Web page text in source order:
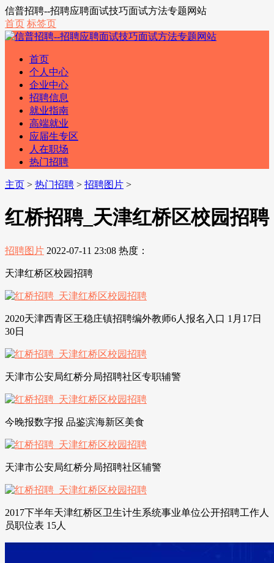
信普招聘--招聘应聘面试技巧面试方法专题网站
首页 标签页
首页
个人中心
企业中心
招聘信息
就业指南
高端就业
应届生专区
人在职场
热门招聘
主页 > 热门招聘 > 招聘图片 >
红桥招聘_天津红桥区校园招聘
招聘图片 2022-07-11 23:08 热度：
天津红桥区校园招聘
2020天津西青区王稳庄镇招聘编外教师6人报名入口 1月17日
30日
天津市公安局红桥分局招聘社区专职辅警
今晚报数字报 品鉴滨海新区美食
天津市公安局红桥分局招聘社区辅警
2017下半年天津红桥区卫生计生系统事业单位公开招聘工作人
员职位表 15人